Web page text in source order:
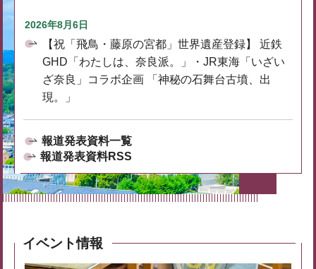
2026年8月6日
【祝「飛鳥・藤原の宮都」世界遺産登録】 近鉄
GHD「わたしは、奈良派。」・JR東海「いざい
ざ奈良」コラボ企画 「神秘の石舞台古墳、出
現。」
報道発表資料一覧
報道発表資料RSS
イベント情報